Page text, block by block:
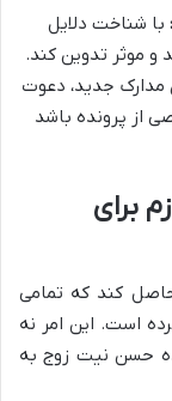
با شناخت دلایل
و موثر تدوین کند.
جدید، دعوت
از پرونده باشد
برای
کند که تمامی
است. این امر نه
حسن نیت زوج به